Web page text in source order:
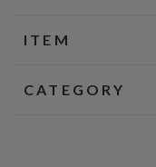
ITEM
CATEGORY